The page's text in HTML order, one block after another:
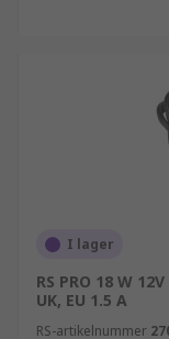
I lager
RS PRO 18 W
UK, EU 1.5 A
RS-artikelnummer